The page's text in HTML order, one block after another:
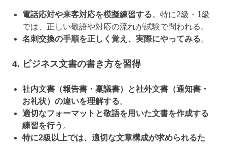
電話応対や来客対応を模擬練習する。特に2級・1級
では、正しい敬語や対応の流れが試験で問われる。
名刺交換の手順を正しく覚え、実際にやってみる。
4. ビジネス文書の書き方を習得
社内文書（報告書・稟議書）と社外文書（通知書・
お礼状）の違いを理解する。
適切なフォーマットと敬語を用いた文書を作成する
練習を行う 。
特に2級以上では、適切な文章構成が求められるた